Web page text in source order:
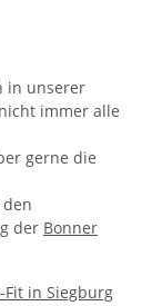
in unserer
immer alle
gerne die
den
der Bonner
Fit in Siegburg